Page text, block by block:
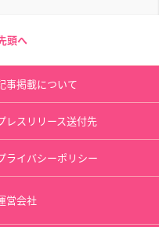
頭へ
事掲載について
レスリリース送付先
ライバシーポリシー
営会社